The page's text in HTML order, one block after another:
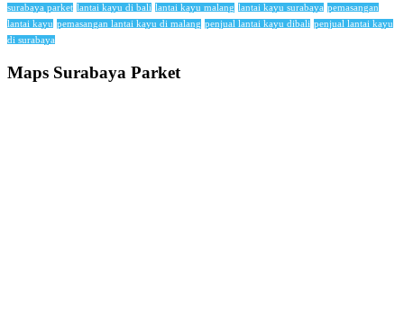
surabaya parket lantai kayu di bali lantai kayu malang lantai kayu surabaya pemasangan
lantai kayu pemasangan lantai kayu di malang penjual lantai kayu dibali penjual lantai kayu
di surabaya
Maps Surabaya Parket